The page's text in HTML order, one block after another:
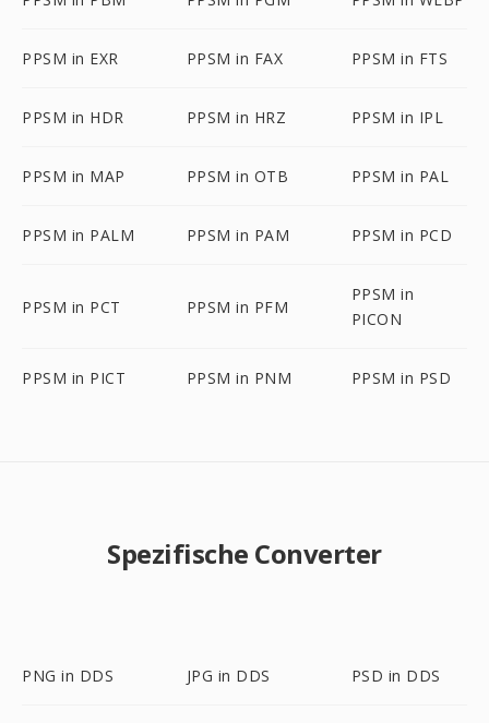
PPSM in EXR PPSM in FAX PPSM in FTS
PPSM in HDR PPSM in HRZ PPSM in IPL
PPSM in MAP PPSM in OTB PPSM in PAL
PPSM in PALM PPSM in PAM PPSM in PCD
PPSM in PCT PPSM in PFM
PPSM in
PICON
PPSM in PICT PPSM in PNM PPSM in PSD
Spezifische Converter
PNG in DDS JPG in DDS PSD in DDS